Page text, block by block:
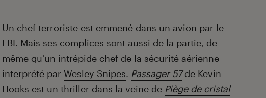
Un chef terroriste est emmené dans un avion par le
FBI. Mais ses complices sont aussi de la partie, de
même qu’un intrépide chef de la sécurité aérienne
interprété par Wesley Snipes. Passager 57de Kevin
Hooks est un thriller dans la veine de Piège de cristal